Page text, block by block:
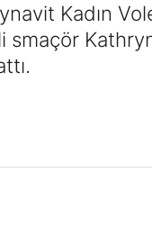
Kadın
smaçör